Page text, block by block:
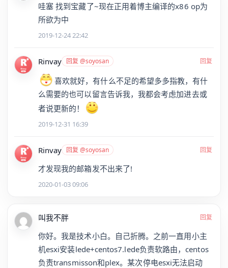
哇塞 找到宝藏了~现在正用着博主编译的x86 op为
所欲为中
2019-12-24 22:42
Rinvay 回复 @soyosan 回复
喜欢就好，有什么不足的希望多多指教，有什
么需要的也可以留言告诉我，我都会考虑加进去或
者说更新的！
2019-12-31 16:39
Rinvay 回复 @soyosan 回复
才发现我的邮箱发不出来了!
2020-01-03 09:06
叫我不胖 回复
你好。我是技术小白。自己折腾。之前一直用小主
机esxi安装lede+centos7.lede负责软路由，centos
负责transmisson和plex。某次停电esxi无法启动